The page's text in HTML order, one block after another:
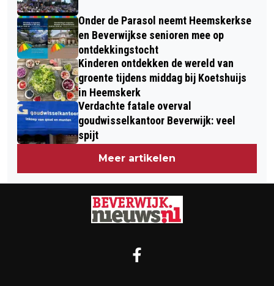
Onder de Parasol neemt Heemskerkse
en Beverwijkse senioren mee op
ontdekkingstocht
Kinderen ontdekken de wereld van
groente tijdens middag bij Koetshuijs
in Heemskerk
Verdachte fatale overval
goudwisselkantoor Beverwijk: veel
spijt
Meer artikelen